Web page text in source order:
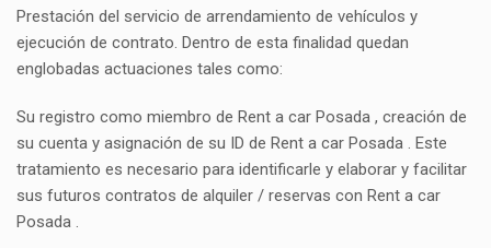
Prestación del servicio de arrendamiento de vehículos y
ejecución de contrato. Dentro de esta finalidad quedan
englobadas actuaciones tales como:
Su registro como miembro de Rent a car Posada , creación de
su cuenta y asignación de su ID de Rent a car Posada . Este
tratamiento es necesario para identificarle y elaborar y facilitar
sus futuros contratos de alquiler / reservas con Rent a car
Posada .